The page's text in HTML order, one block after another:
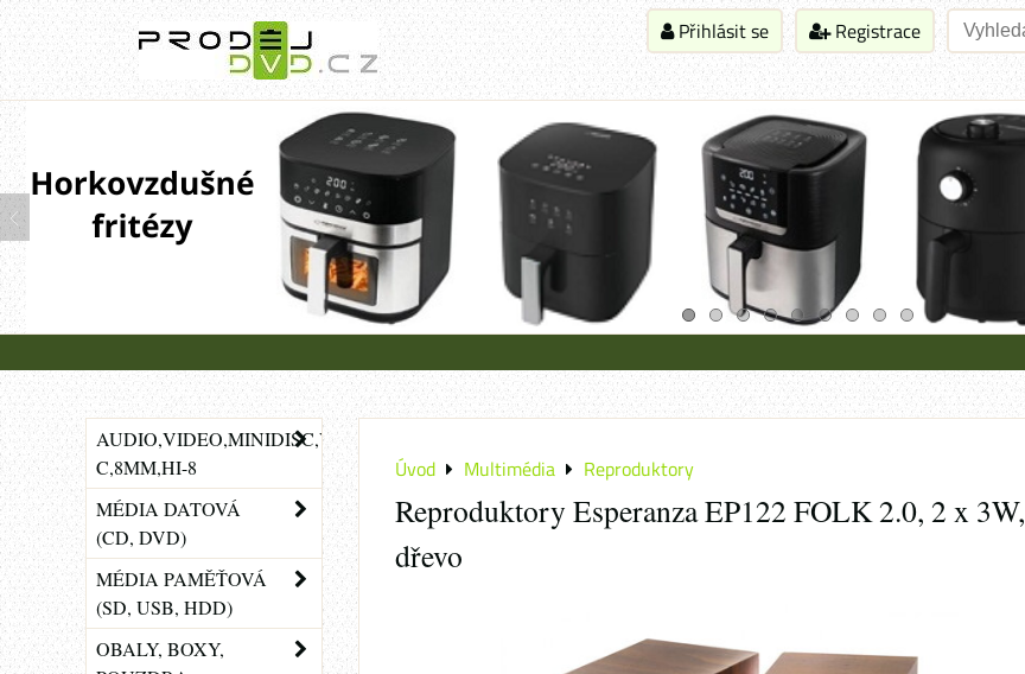
Přihlásit se Registrace
Úvod Multimédia Reproduktory
Reproduktory Esperanza EP122 FOLK 2.0, 2 x 3W,
dřevo
AUDIO,VIDEO,MINIDISC,VHS-
C,8MM,HI-8
MÉDIA DATOVÁ
(CD, DVD)
MÉDIA PAMĚŤOVÁ
(SD, USB, HDD)
OBALY, BOXY,